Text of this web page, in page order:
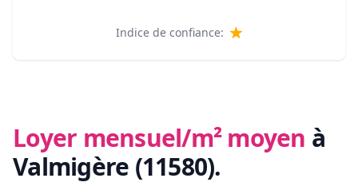
Indice de confiance:
Loyer mensuel/m² moyen à
Valmigère (11580).